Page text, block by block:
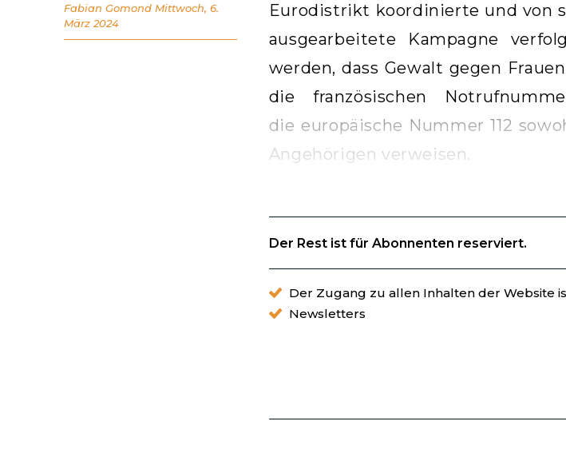
Eurodistrikt koordinierte und von
ausgearbeitete Kampagne
werden, dass Gewalt gegen
die französischen
die europäische Nummer 112
Angehörigen verweisen.
Der Rest ist für Abonnenten reserviert.
Der Zugang zu allen Inhalten der Website
Newsletters
Fabian Gomond Mittwoch, 6.
März 2024